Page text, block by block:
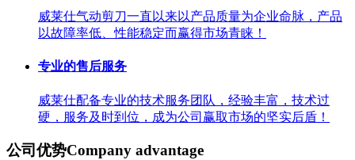
威莱仕气动剪刀一直以来以产品质量为企业命脉，产品
以故障率低、性能稳定而赢得市场青睐！
专业的售后服务
威莱仕配备专业的技术服务团队，经验丰富，技术过
硬，服务及时到位，成为公司赢取市场的坚实后盾！
公司优势Company advantage